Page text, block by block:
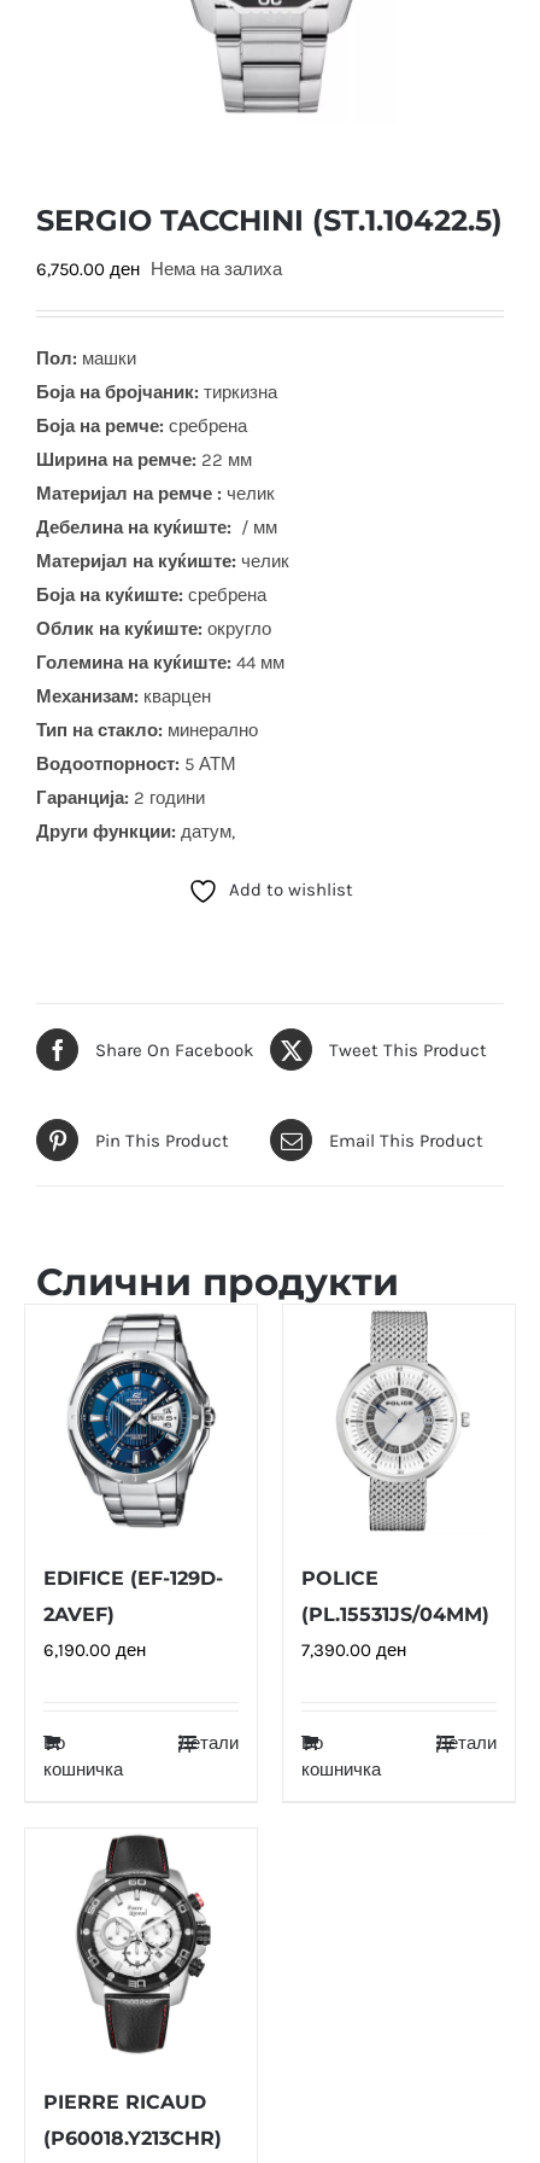
SERGIO TACCHINI (ST.1.10422.5)
6,750.00 ден Нема на залиха
Пол: машки
Боја на бројчаник: тиркизна
Боја на ремче: сребрена
Ширина на ремче: 22 мм
Материјал на ремче : челик
Дебелина на куќиште: / мм
Материјал на куќиште: челик
Боја на куќиште: сребрена
Облик на куќиште: округло
Големина на куќиште: 44 мм
Механизам: кварцен
Тип на стакло: минерално
Водоотпорност: 5 АТМ
Гаранција: 2 години
Други функции: датум,
Add to wishlist
Share On Facebook Tweet This Product
Pin This Product Email This Product
Слични продукти
EDIFICE (EF-129D-
2AVEF)
6,190.00 ден
Во
кошничка
Детали
POLICE
(PL.15531JS/04MM)
7,390.00 ден
Во
кошничка
Детали
PIERRE RICAUD
(P60018.Y213CHR)